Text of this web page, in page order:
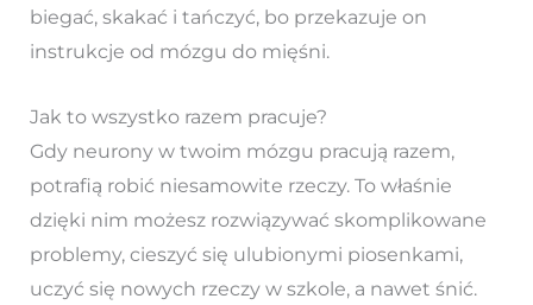
biegać, skakać i tańczyć, bo przekazuje on
instrukcje od mózgu do mięśni.
Jak to wszystko razem pracuje?
Gdy neurony w twoim mózgu pracują razem,
potrafią robić niesamowite rzeczy. To właśnie
dzięki nim możesz rozwiązywać skomplikowane
problemy, cieszyć się ulubionymi piosenkami,
uczyć się nowych rzeczy w szkole, a nawet śnić.